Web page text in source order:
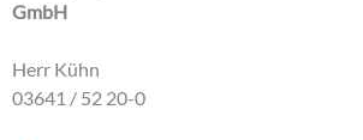
GmbH
Herr Kühn
03641 / 52 20-0